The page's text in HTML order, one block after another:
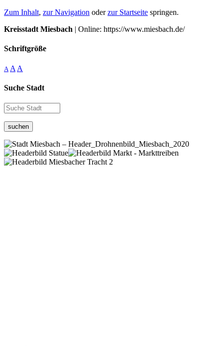
Zum Inhalt, zur Navigation oderzur Startseite springen.
Kreisstadt Miesbach | Online: https://www.miesbach.de/
Schriftgröße
A A A
Suche Stadt
suchen